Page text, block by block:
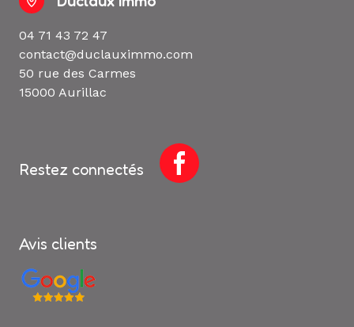
04 71 43 72 47
contact@duclauximmo.com
50 rue des Carmes
15000 Aurillac
Restez connectés
Avis clients